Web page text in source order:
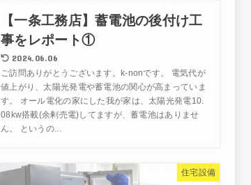
【一条工務店】蓄電池の後付け工
事をレポート①
2024.06.06
ご訪問ありがとうございます。k-nonです。 電気代が
値上がり、太陽光発電や蓄電池の関心が高まっていま
す。 オール電化の家にした我が家は、太陽光発電10.
08kw搭載(余剰売電)してますが、蓄電池はありませ
ん。 というの...
住宅設備